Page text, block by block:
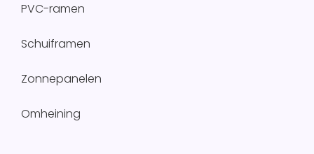
PVC-ramen
Schuiframen
Zonnepanelen
Omheining